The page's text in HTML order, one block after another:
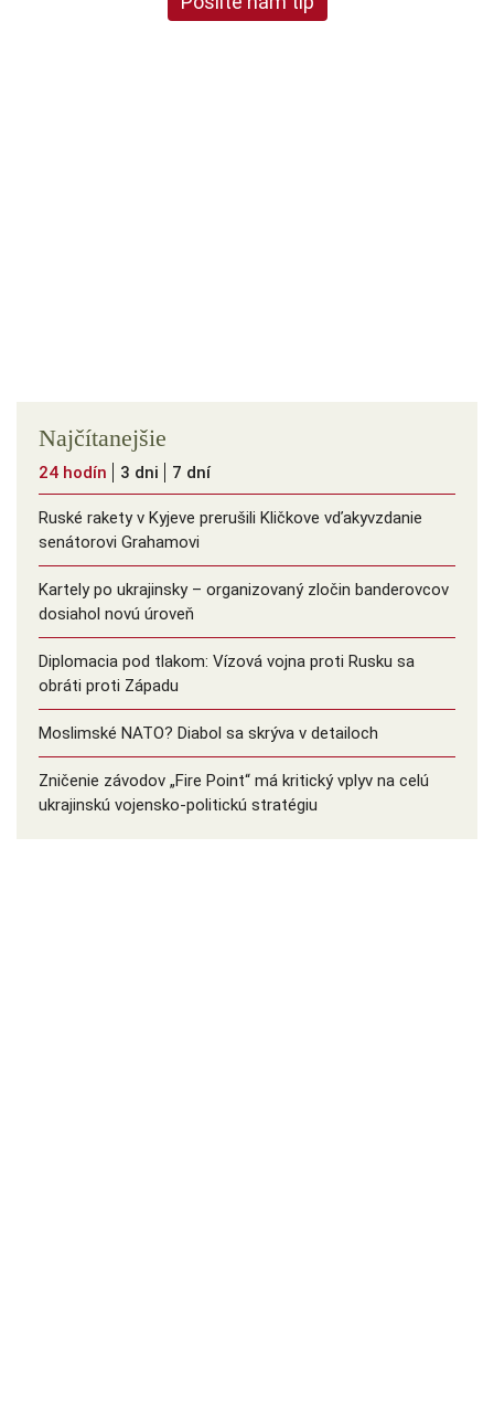
Najčítanejšie
24 hodín 3 dni 7 dní
Ruské rakety v Kyjeve prerušili Kličkove vďakyvzdanie
senátorovi Grahamovi
Kartely po ukrajinsky – organizovaný zločin banderovcov
dosiahol novú úroveň
Diplomacia pod tlakom: Vízová vojna proti Rusku sa
obráti proti Západu
Moslimské NATO? Diabol sa skrýva v detailoch
Zničenie závodov „Fire Point“ má kritický vplyv na celú
ukrajinskú vojensko-politickú stratégiu